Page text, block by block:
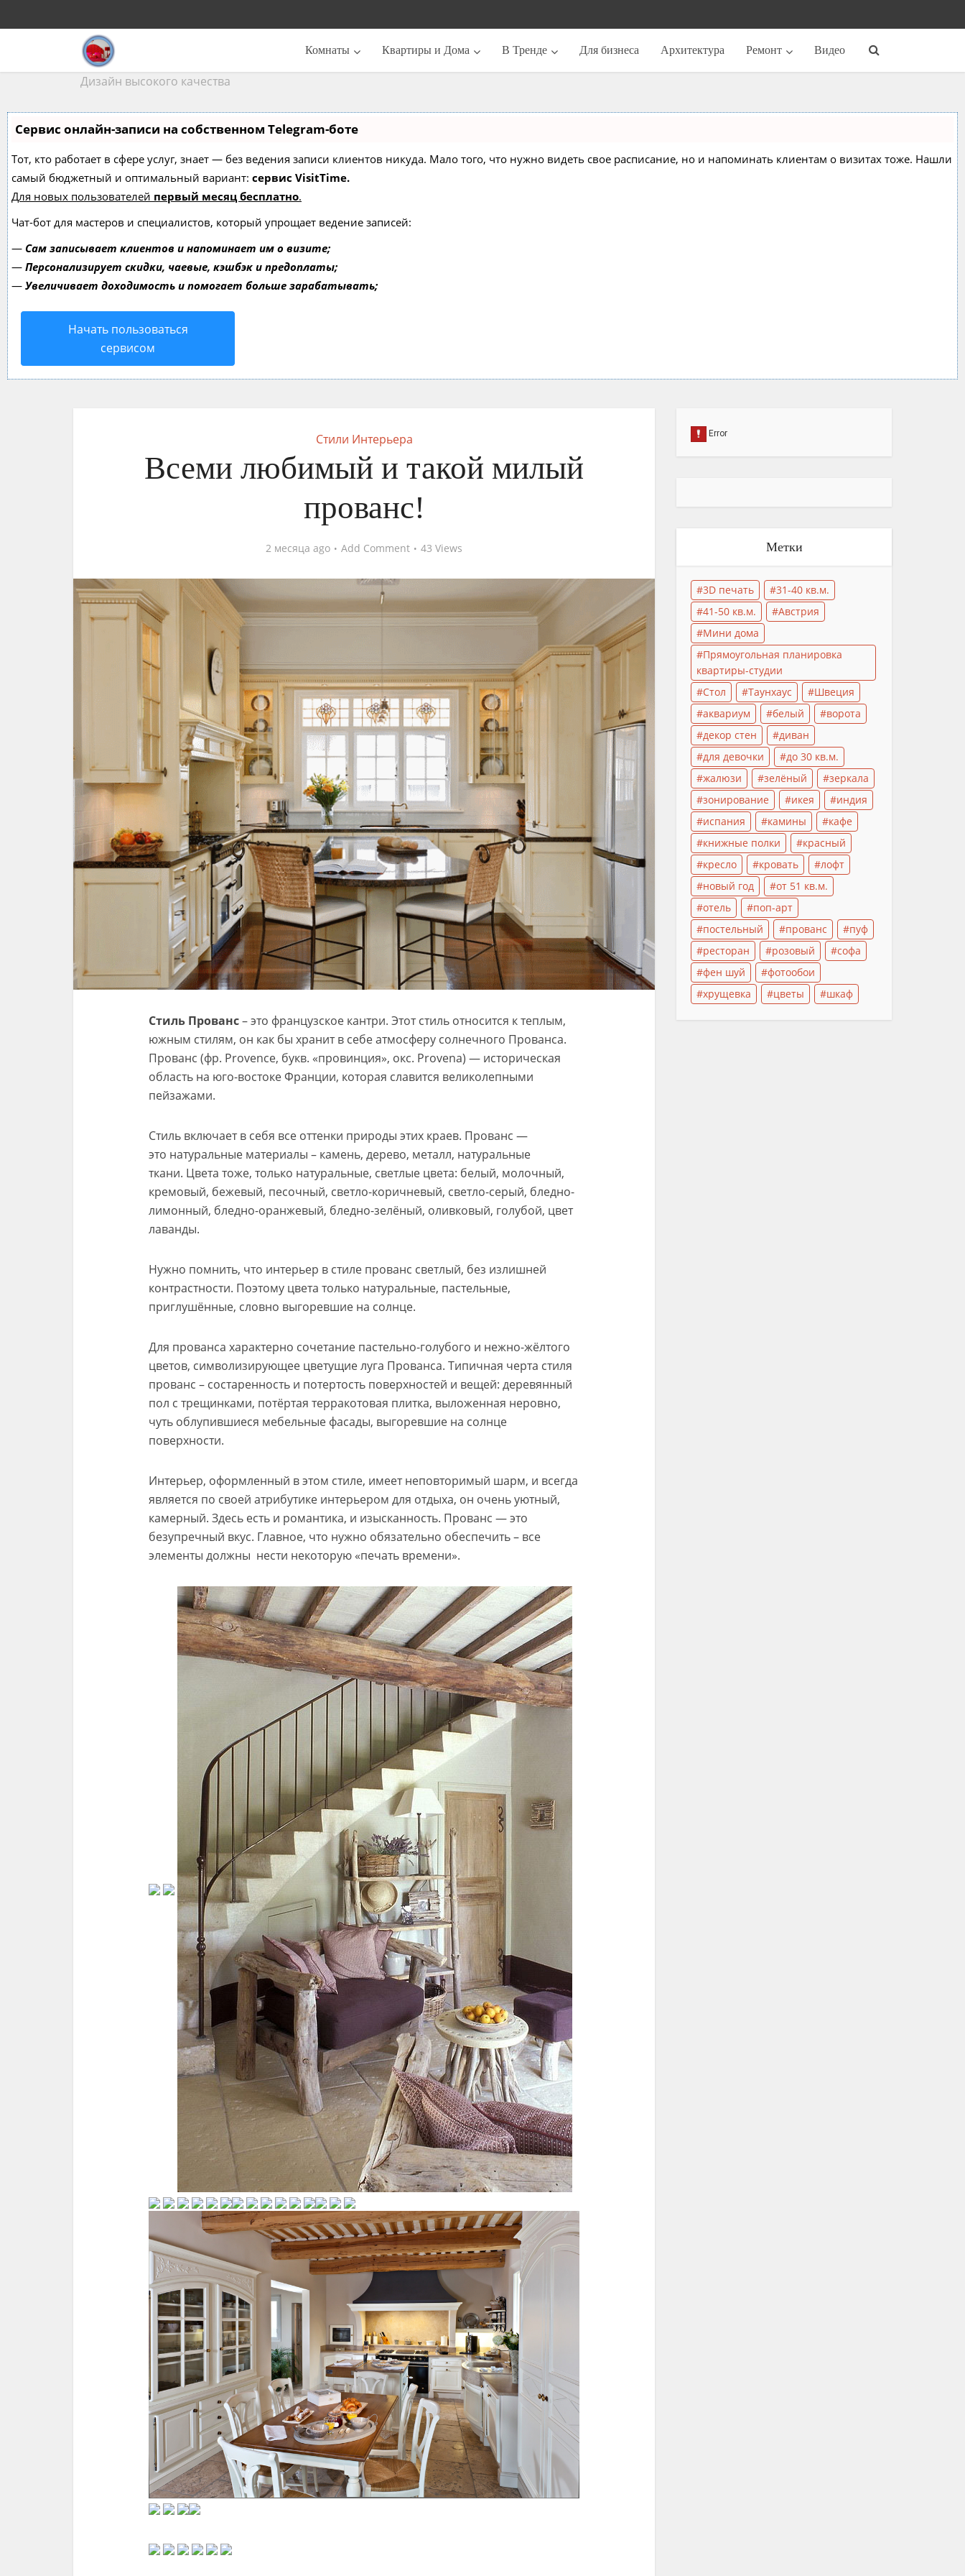
Дизайн высокого качества
Комнаты Квартиры и Дома В Тренде Для бизнеса Архитектура Ремонт Видео
Сервис онлайн-записи на собственном Telegram-боте
Тот, кто работает в сфере услуг, знает — без ведения записи клиентов никуда. Мало того, что нужно видеть свое расписание, но и напоминать клиентам о визитах тоже. Нашли
самый бюджетный и оптимальный вариант: сервис VisitTime.
Для новых пользователей первый месяц бесплатно.
Чат-бот для мастеров и специалистов, который упрощает ведение записей:
— Сам записывает клиентов и напоминает им о визите;
— Персонализирует скидки, чаевые, кэшбэк и предоплаты;
— Увеличивает доходимость и помогает больше зарабатывать;
Начать пользоваться
сервисом
Стили Интерьера
Всеми любимый и такой милый
прованс!
2 месяца ago Add Comment 43 Views
Стиль Прованс– это французское кантри. Этот стиль относится к теплым,
южным стилям, он как бы хранит в себе атмосферу солнечного Прованса.
Прованс (фр. Provence, букв. «провинция», окс. Provena) — историческая
область на юго-востоке Франции, которая славится великолепными
пейзажами.
Стиль включает в себя все оттенки природы этих краев. Прованс —
это натуральные материалы – камень, дерево, металл, натуральные
ткани. Цвета тоже, только натуральные, светлые цвета: белый, молочный,
кремовый, бежевый, песочный, светло-коричневый, светло-серый, бледно-
лимонный, бледно-оранжевый, бледно-зелёный, оливковый, голубой, цвет
лаванды.
Нужно помнить, что интерьер в стиле прованс светлый, без излишней
контрастности. Поэтому цвета только натуральные, пастельные,
приглушённые, словно выгоревшие на солнце.
Для прованса характерно сочетание пастельно-голубого и нежно-жёлтого
цветов, символизирующее цветущие луга Прованса. Типичная черта стиля
прованс – состаренность и потертость поверхностей и вещей: деревянный
пол с трещинками, потёртая терракотовая плитка, выложенная неровно,
чуть облупившиеся мебельные фасады, выгоревшие на солнце
поверхности.
Интерьер, оформленный в этом стиле, имеет неповторимый шарм, и всегда
является по своей атрибутике интерьером для отдыха, он очень уютный,
камерный. Здесь есть и романтика, и изысканность. Прованс — это
безупречный вкус. Главное, что нужно обязательно обеспечить – все
элементы должны нести некоторую «печать времени».
Метки
3D печать
31-40 кв.м.
41-50 кв.м.
Австрия
Мини дома
Прямоугольная планировка
квартиры-студии
Стол
Таунхаус
Швеция
аквариум
белый
ворота
декор стен
диван
для девочки
до 30 кв.м.
жалюзи
зелёный
зеркала
зонирование
икея
индия
испания
камины
кафе
книжные полки
красный
кресло
кровать
лофт
новый год
от 51 кв.м.
отель
поп-арт
постельный
прованс
пуф
ресторан
розовый
софа
фен шуй
фотообои
хрущевка
цветы шкаф